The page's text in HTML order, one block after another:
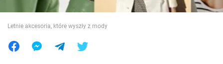
Jedzenie
Letnie akcesoria, które wyszły z mody